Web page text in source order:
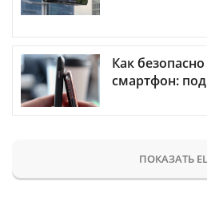
Как
смартфон:
ПОКАЗАТЬ